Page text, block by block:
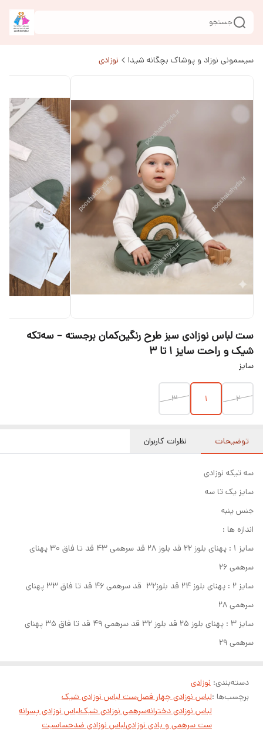
جستجو
سیسمونی نوزاد و پوشاک بچگانه شیدا نوزادی
ست لباس نوزادی سبز طرح رنگین‌کمان برجسته – سه‌تکه
شیک و راحت سایز ۱ تا ۳
سایز
2 ۱ ۳
توضیحات نظرات کاربران
سه تیکه نوزادی
سایز یک تا سه
جنس پنبه
اندازه ها :
سایز ۱ : پهنای بلوز ۲۲ قد بلوز ۲۸ قد سرهمی ۴۳ قد تا فاق ۳۰ پهنای
سرهمی ۲۶
سایز ۲ : پهنای بلوز ۲۴ قد بلوز۳۲ قد سرهمی ۴۶ قد تا فاق ۳۳ پهنای
سرهمی ۲۸
سایز ۳ : پهنای بلوز ۲۵ قد بلوز ۳۲ قد سرهمی ۴۹ قد تا فاق ۳۵ پهنای
سرهمی ۲۹
دسته‌بندی: نوزادی
برچسب‌ها :لباس نوزادی چهار فصلست لباس نوزادی شیک
لباس نوزادی دخترانهسرهمی نوزادی شیکلباس نوزادی پسرانه
ست سرهمی و بادی نوزادیلباس نوزادی ضدحساسیت